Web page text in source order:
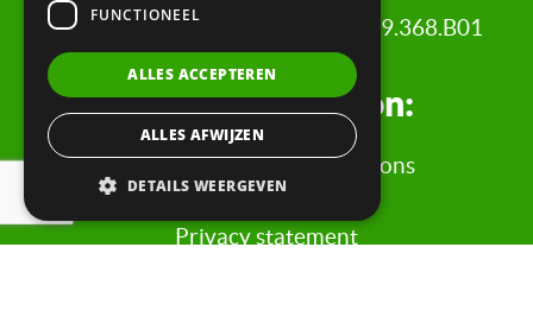
COC: 34342484 | VAT nr: 8208.79.368.B01
Legal information:
General terms and conditions
Privacy statement
FUNCTIONEEL
ALLES ACCEPTEREN
ALLES AFWIJZEN
DETAILS WEERGEVEN